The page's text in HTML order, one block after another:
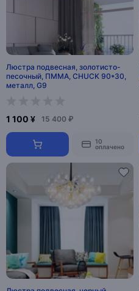
Люстра подвесная, золотисто-
песочный, ПММА, CHUCK 90*30,
металл, G9
1 100 ¥ 15 400 ₽
10
оплачено